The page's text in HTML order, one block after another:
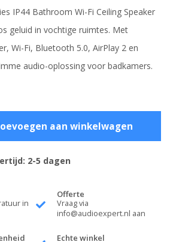
IP44 Bathroom Wi-Fi Ceiling Speaker
geluid in vochtige ruimtes. Met
Wi-Fi, Bluetooth 5.0, AirPlay 2 en
audio-oplossing voor badkamers.
aan winkelwagen
2-5 dagen
in
Offerte
Vraag via
info@audioexpert.nl aan
Echte winkel